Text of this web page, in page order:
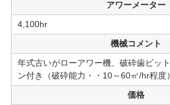
アワーメーター
4,100hr
機械コメント
年式古いがローアワー機、破砕歯ビッ
ン付き（破砕能力・・10～60㎥/hr程度）
価格